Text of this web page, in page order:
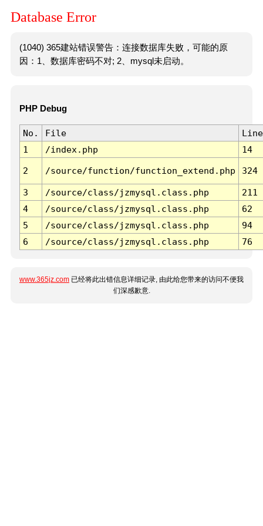
Database Error
(1040) 365建站错误警告：连接数据库失败，可能的原
因：1、数据库密码不对; 2、mysql未启动。
PHP Debug
No. File
Line
1
/index.php 14
2 /source/function/function_extend.php 324
3 /source/class/jzmysql.class.php
211
4
/source/class/jzmysql.class.php
62
5
/source/class/jzmysql.class.php
94
6
/source/class/jzmysql.class.php 76
www.365jz.com 已经将此出错信息详细记录, 由此给您带来的访问不便我
们深感歉意.